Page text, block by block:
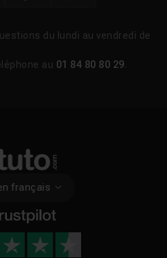
du lundi au vendredi de
au 01 84 80 80 29
français